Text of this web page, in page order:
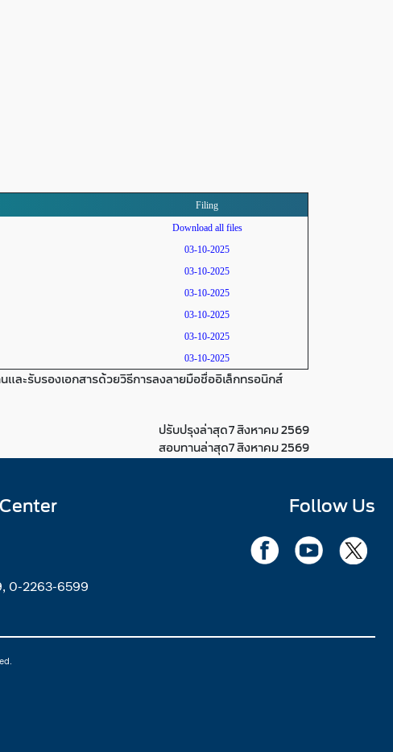
Filing
Download all files
03-10-2025
03-10-2025
03-10-2025
03-10-2025
03-10-2025
03-10-2025
ละรับรองเอกสารด้วยวิธีการลงลายมือชื่ออิเล็กทรอนิกส์
ปรับปรุงล่าสุด7 สิงหาคม 2569
สอบทานล่าสุด7 สิงหาคม 2569
0-2263-6599
Follow Us